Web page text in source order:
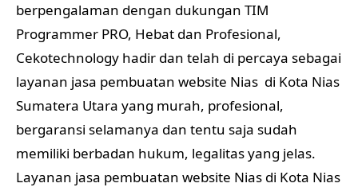
berpengalaman dengan dukungan TIM
Programmer PRO, Hebat dan Profesional,
Cekotechnology hadir dan telah di percaya sebagai
layanan jasa pembuatan website Nias di Kota Nias
Sumatera Utara yang murah, profesional,
bergaransi selamanya dan tentu saja sudah
memiliki berbadan hukum, legalitas yang jelas.
Layanan jasa pembuatan website Nias di Kota Nias